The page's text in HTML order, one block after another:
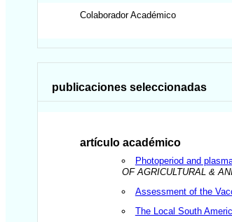
Colaborador Académico
publicaciones seleccionadas
artículo académico
Photoperiod and
OF AGRICULTURAL &
Assessment of the
The Local South